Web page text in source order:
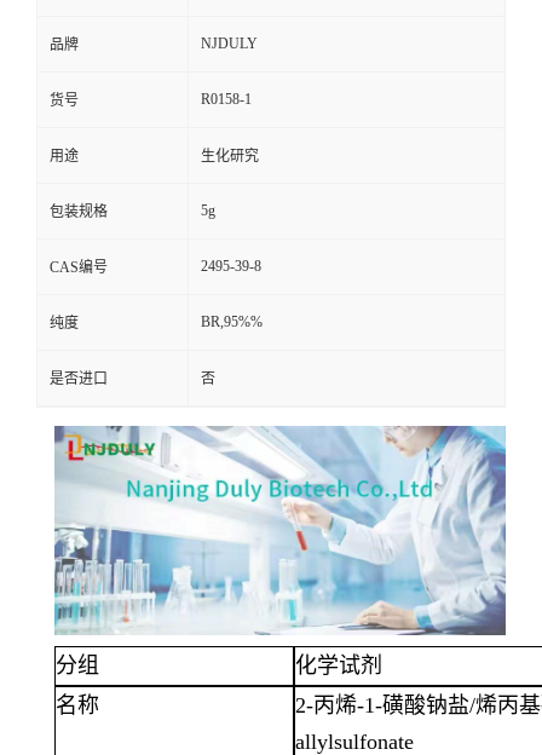
品牌 NJDULY
货号 R0158-1
用途 生化研究
包装规格 5g
CAS编号 2495-39-8
纯度 BR,95%%
是否进口 否
分组
化学试剂
名称
2-丙烯-1-磺酸钠盐/烯丙
allylsulfonate